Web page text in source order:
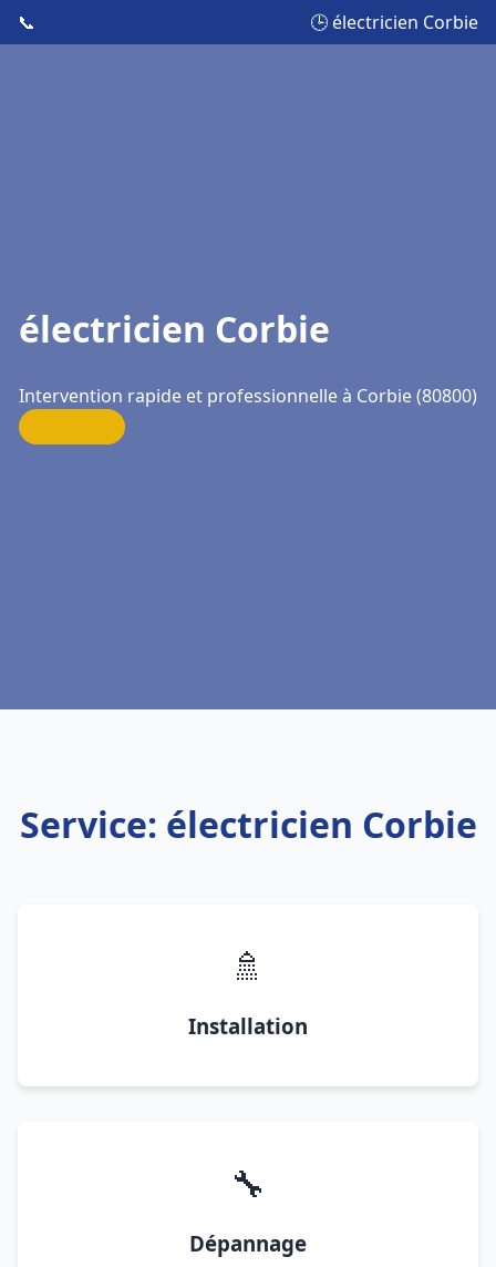
📞 🕒 électricien Corbie
électricien Corbie
Intervention rapide et professionnelle à Corbie (80800)
Service: électricien Corbie
🚿
Installation
🔧
Dépannage